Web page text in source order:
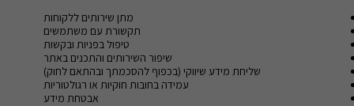
מתן שירותים ללקוחות
תקשורת עם משתמשים
טיפול בפניות ובקשות
שיפור השירותים והתכנים באתר
שליחת מידע שיווקי (בכפוף להסכמתך ובהתאם לחוק)
עמידה בחובות חוקיות או רגולטוריות
אבטחת מידע